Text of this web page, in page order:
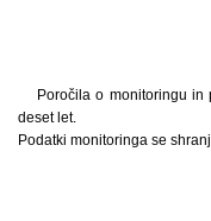
Poročila o monitoringu in
deset let.
Podatki monitoringa se